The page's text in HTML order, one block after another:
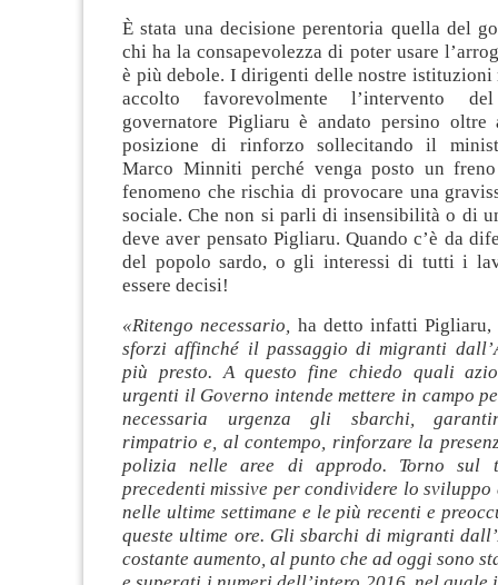
È stata una decisione perentoria quella del
chi ha la consapevolezza di poter usare
è più debole. I dirigenti delle nostre istituzioni
accolto favorevolmente l’intervento
governatore Pigliaru è andato persino oltre
posizione di rinforzo sollecitando il
Marco Minniti perché venga posto un
fenomeno che rischia di provocare una
sociale. Che non si parli di insensibilità o di
deve aver pensato Pigliaru. Quando c’è da
del popolo sardo, o gli interessi di tutti i
essere decisi!
«Ritengo necessario, ha detto infatti Pigliaru,
sforzi affinché il passaggio di migranti
più presto. A questo fine chiedo quali
urgenti il Governo intende mettere in campo
necessaria urgenza gli sbarchi,
rimpatrio e, al contempo, rinforzare la
polizia nelle aree di approdo. Torno sul
precedenti missive per condividere lo
nelle ultime settimane e le più recenti e
queste ultime ore. Gli sbarchi di migranti
costante aumento, al punto che ad oggi sono